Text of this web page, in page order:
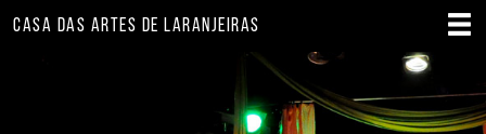
CASA DAS ARTES DE LARANJEIRAS